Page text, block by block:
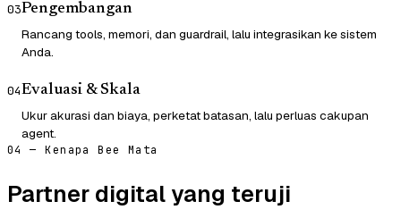
03Pengembangan
Rancang tools, memori, dan guardrail, lalu integrasikan ke sistem
Anda.
04Evaluasi & Skala
Ukur akurasi dan biaya, perketat batasan, lalu perluas cakupan
agent.
04 — Kenapa Bee Mata
Partner digital yang teruji